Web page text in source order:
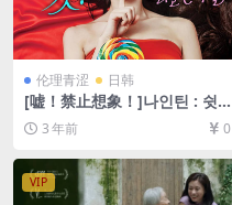
伦理青涩 日韩
[嘘！禁止想象！]나인틴 : 쉿!
상상금지! (2015)[百度网盘
+夸克网盘720P高清未删减资
源][网盘在线播放/下载][MP4/
GB][中文字幕]
3 年前 0
VIP